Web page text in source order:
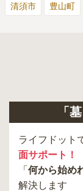
清須市 豊山町
「
ライフドット
面サポート！
「 何から始め
解決します